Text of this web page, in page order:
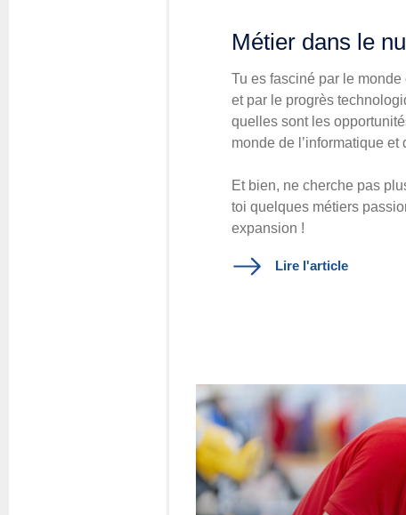
Métier dans le
Tu es fasciné par le
et par le progrès
quelles sont les
monde de l’informatique et
Etbien, ne cherche pas
toi quelques métiers
expansion !
Lire l'article